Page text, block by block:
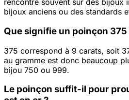
rencontre souvent sur des bijoux
bijoux anciens ou des standards
Que signifie un poinçon 375
375 correspond à 9 carats, soit
au gramme est donc beaucoup
bijou 750 ou 999.
Le poinçon suffit-il pour